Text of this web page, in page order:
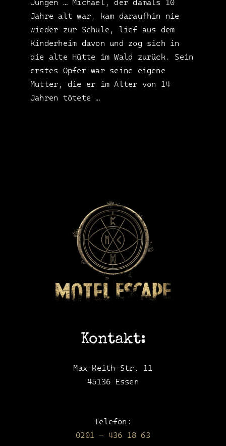
Jungen … Michael, der damals 10
Jahre alt war, kam daraufhin nie
wieder zur Schule, lief aus dem
Kinderheim davon und zog sich in
die alte Hütte im Wald zurück. Sein
erstes Opfer war seine eigene
Mutter, die er im Alter von 14
Jahren tötete …
Kontakt:
Max-Keith-Str. 11
45136 Essen
Telefon:
0201 – 436 18 63